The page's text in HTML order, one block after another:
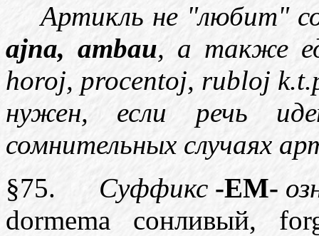
Артикль не "любит"
ajna, ambau, a также
horoj, procentoj, rubloj
нужен, если речь
сомнительных случаях
§75.
Суффикс -EM-
dormema сонливый,